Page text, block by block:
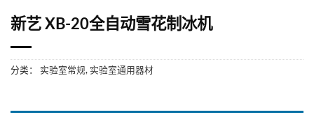
新艺 XB-20全自动雪花制冰机
分类： 实验室常规, 实验室通用器材